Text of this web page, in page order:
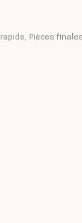
Pièces